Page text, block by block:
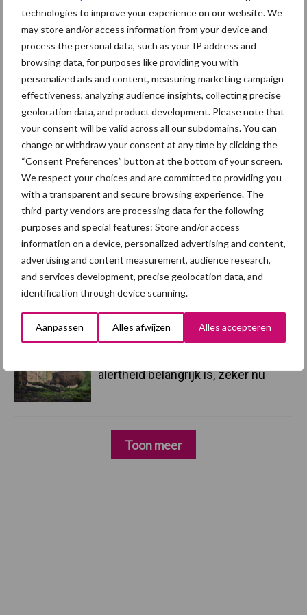
technologies to improve your experience on our website. We
may store and/or access information from your device and
process the personal data, such as your IP address and
browsing data, for purposes like providing you with
personalized ads and content, measuring marketing campaign
effectiveness, analyzing audience insights, collecting precise
geolocation data, and product development. Please note that
your consent will be valid across all our subdomains. You can
change or withdraw your consent at any time by clicking the
“Consent Preferences” button at the bottom of your screen.
We respect your choices and are committed to providing you
with a transparent and secure browsing experience. The
third-party vendors are processing data for the following
purposes and special features: Store and/or access
information on a device, personalized advertising and content,
advertising and content measurement, audience research,
and services development, precise geolocation data, and
identification through device scanning.
Aanpassen Alles afwijzen Alles accepteren
Primaire
Sidebar
Recent nieuws Partner nieuws
7 aug
Britse varkenssector vreest
afzetcrisis in het najaar
7 aug
Grondstoffenmarkt blijft grillig:
droogte en geopolitiek houden
handel in de greep
5 aug
“Vraag naar praktische
hygieneoplossingen is in Polen
groter dan ooit”
5 aug
Eliminatieprotocol voor
Mycoplasma hyopneumoniae
alertheid belangrijk is, zeker nu
Toon meer